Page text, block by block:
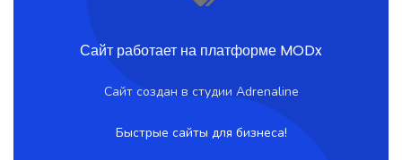
Сайт работает на платформе MODx
Сайт создан в студии Adrenaline
Быстрые сайты для бизнеса!